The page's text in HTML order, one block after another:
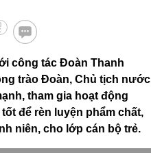
công tác Đoàn Thanh
trào Đoàn, Chủ tịch nước
tham gia hoạt động
để rèn luyện phẩm chất,
niên, cho lớp cán bộ trẻ.